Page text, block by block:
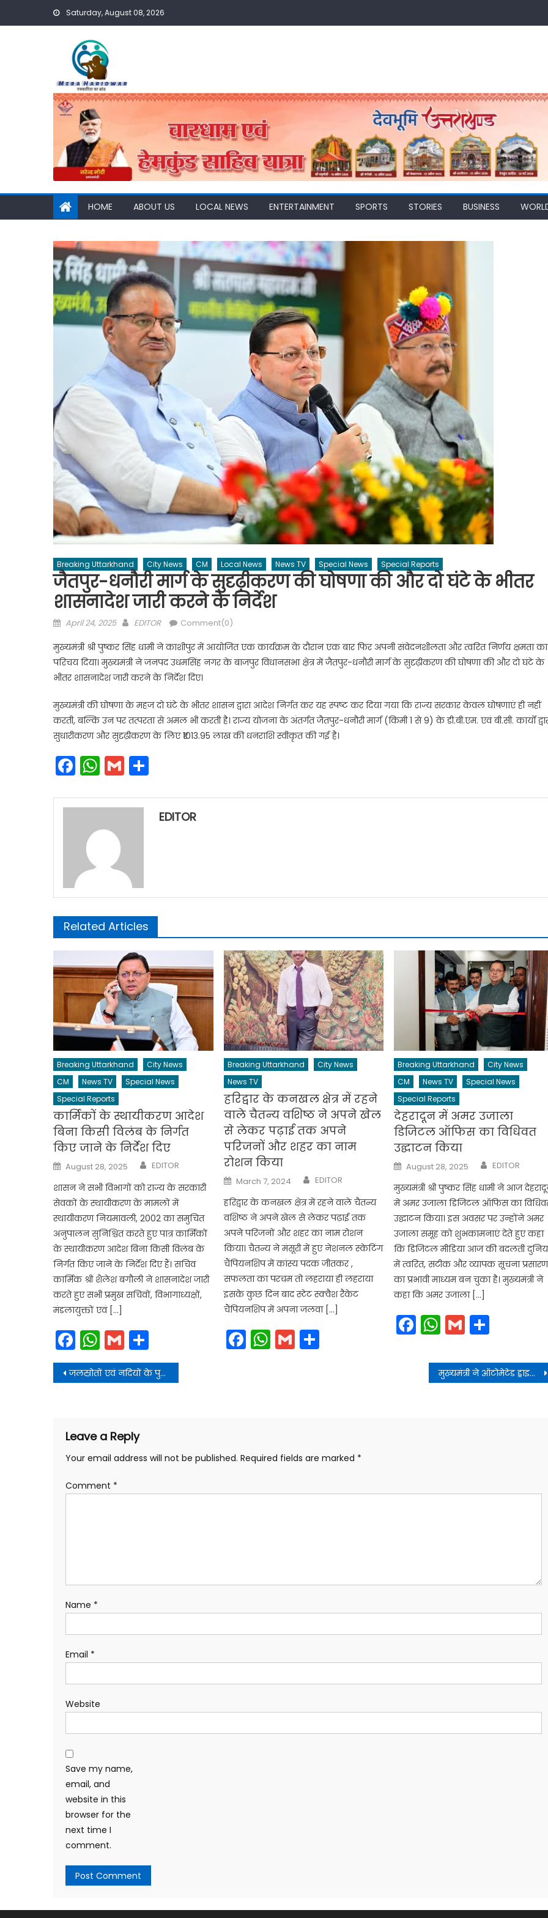
Saturday, August 08, 2026
HOME ABOUT US LOCAL NEWS ENTERTAINMENT SPORTS STORIES BUSINESS
Breaking Uttarkhand City News CM Local News News TV Special News Special Reports
जैतपुर-धनौरी मार्ग के सुदृढ़ीकरण की घोषणा की और दो घंटे के भीतर
शासनादेश जारी करने के निर्देश
Posted
April 24, 2025 Author
EDITOR Comment(0)
मुख्यमंत्री श्री पुष्कर सिंह धामी ने काशीपुर में आयोजित एक कार्यक्रम के दौरान एक बार फिर अपनी संवेदनशीलता और त्वरित निर्णय क्षमता का
परिचय दिया। मुख्यमंत्री ने जनपद उधमसिंह नगर के बाजपुर विधानसभा क्षेत्र में जैतपुर-धनौरी मार्ग के सुदृढ़ीकरण की घोषणा की और दो घंटे के
भीतर शासनादेश जारी करने के निर्देश दिए।
मुख्यमंत्री की घोषणा के महज दो घंटे के भीतर शासन द्वारा आदेश निर्गत कर यह स्पष्ट कर दिया गया कि राज्य सरकार केवल घोषणाएं ही नहीं
करती, बल्कि उन पर तत्परता से अमल भी करती है। राज्य योजना के अंतर्गत जैतपुर-धनौरी मार्ग (किमी 1 से 9) के डी.बी.एम. एवं बी.सी. कार्यों
सुधारीकरण और सुदृढ़ीकरण के लिए ₹1013.95 लाख की धनराशि स्वीकृत की गई है।
Facebook
WhatsApp
Gmail
EDITOR
Related Articles
Breaking Uttarkhand
City News
CM
News TV
Special News
Special Reports
कार्मिकों के स्थायीकरण आदेश
बिना किसी विलंब के निर्गत
किए जाने के निर्देश दिए
Posted
on
August 28, 2025 Author
EDITOR
शासन ने सभी विभागों को राज्य के सरकारी
सेवकों के स्थायीकरण के मामलों में
स्थायीकरण नियमावली, 2002 का समुचित
अनुपालन सुनिश्चित करते हुए पात्र कार्मिकों
के स्थायीकरण आदेश बिना किसी विलंब के
निर्गत किए जाने के निर्देश दिए हैं। सचिव
कार्मिक श्री शैलेश बगौली ने शासनादेश जारी
करते हुए सभी प्रमुख सचिवों, विभागाध्यक्षों,
मंडलायुक्तों एवं […]
Facebook
WhatsApp
Gmail
Breaking Uttarkhand
City News
News TV
हरिद्वार के कनखल क्षेत्र में रहने
वाले चैतन्य वशिष्ठ ने अपने खेल
से लेकर पढ़ाई तक अपने
परिजनों और शहर का नाम
रोशन किया
Posted
on
March 7, 2024 Author
EDITOR
हरिद्वार के कनखल क्षेत्र में रहने वाले चैतन्य
वशिष्ठ ने अपने खेल से लेकर पढ़ाई तक
अपने परिजनों और शहर का नाम रोशन
किया। चैतन्य ने मंसूरी में हुए नेशनल स्केटिंग
चैंपियनशिप में कांस्य पदक जीतकर ,
सफलता का परचम तो लहराया ही लहराया
इसके कुछ दिन बाद स्टेट स्क्वैश रैकेट
चैंपियनशिप में अपना जलवा […]
Facebook
WhatsApp
GmailShare
Breaking Uttarkhand
City News
CM
News TV
Special News
Special Reports
देहरादून में अमर उजाला
डिजिटल ऑफिस का विधिवत
उद्घाटन किया
Posted
on
August 28, 2025 Author
EDITOR
मुख्यमंत्री श्री पुष्कर सिंह धामी ने आज
में अमर उजाला डिजिटल ऑफिस का
उद्घाटन किया। इस अवसर पर उन्होंने अमर
उजाला समूह को शुभकामनाएं देते हुए कहा
कि डिजिटल मीडिया आज की बदलती
में त्वरित, सटीक और व्यापक सूचना प्रसारण
का प्रभावी माध्यम बन चुका है। मुख्यमंत्री ने
कहा कि अमर उजाला […]
Facebook
WhatsApp
Gmail
Post
navigation
जलस्रोतों एवं नदियों के पुनरोद्धार की दिशा में सभी सम्बन्धित विभाग गंभीरता से कार्य करें मुख्यमंत्री ने ऑटोमेटेड ड्राइविंग टेस्ट ट्रैक का भौतिक निरीक्षण किया
Leave a Reply
Your email address will not be published. Required fields are marked *
Comment *
Name *
Email *
Website
Save my name,
email, and
website in this
browser for the
next time I
comment.